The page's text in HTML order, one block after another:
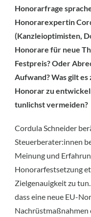
Honorarfrage
Honorarexpertin
(Kanzleioptimisten,
Honorare für neue
Festpreis? Oder
Aufwand? Was gilt
Honorar zu
tunlichst vermeiden?
Cordula Schneider
Steuerberater:innen
Meinung und
Honorarfestsetzung
Zielgenauigkeit zu
dass eine neue EU-
Nachrüstmaßnahmen